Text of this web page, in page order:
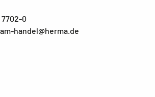
7702-0
handel@herma.de